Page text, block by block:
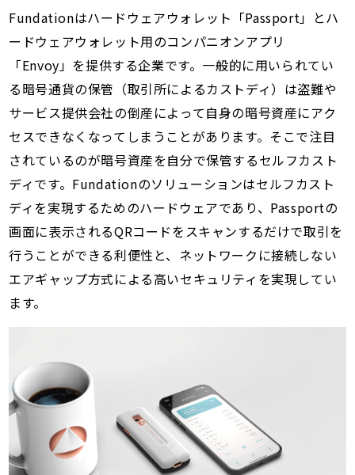
Fundationはハードウェアウォレット「Passport」とハ
ードウェアウォレット用のコンパニオンアプリ
「Envoy」を提供する企業です。一般的に用いられてい
る暗号通貨の保管（取引所によるカストディ）は盗難や
サービス提供会社の倒産によって自身の暗号資産にアク
セスできなくなってしまうことがあります。そこで注目
されているのが暗号資産を自分で保管するセルフカスト
ディです。Fundationのソリューションはセルフカスト
ディを実現するためのハードウェアであり、Passportの
画面に表示されるQRコードをスキャンするだけで取引を
行うことができる利便性と、ネットワークに接続しない
エアギャップ方式による高いセキュリティを実現してい
ます。